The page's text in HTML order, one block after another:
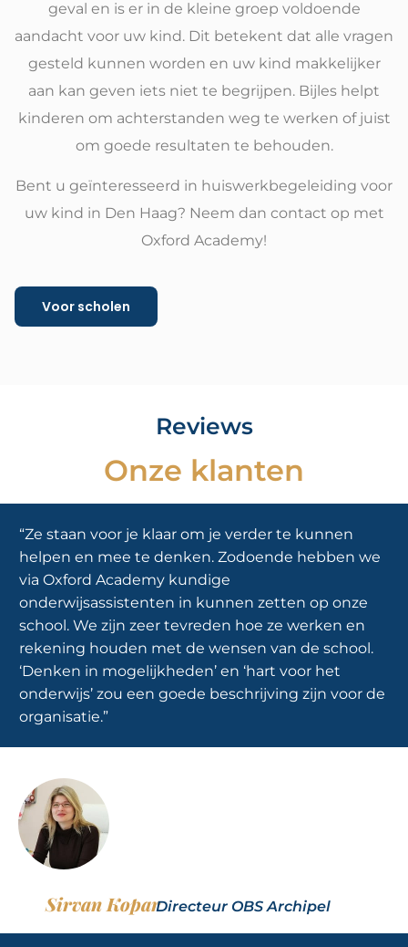
geval en is er in de kleine groep voldoende
aandacht voor uw kind. Dit betekent dat alle vragen
gesteld kunnen worden en uw kind makkelijker
aan kan geven iets niet te begrijpen. Bijles helpt
kinderen om achterstanden weg te werken of juist
om goede resultaten te behouden.
Bent u geïnteresseerd in huiswerkbegeleiding voor
uw kind in Den Haag? Neem dan contact op met
Oxford Academy!
Voor scholen
Reviews
Onze klanten
“Ze staan voor je klaar om je verder te kunnen
helpen en mee te denken. Zodoende hebben we
via Oxford Academy kundige
onderwijsassistenten in kunnen zetten op onze
school. We zijn zeer tevreden hoe ze werken en
rekening houden met de wensen van de school.
‘Denken in mogelijkheden’ en ‘hart voor het
onderwijs’ zou een goede beschrijving zijn voor de
organisatie.”
Sirvan KoparDirecteur OBS Archipel